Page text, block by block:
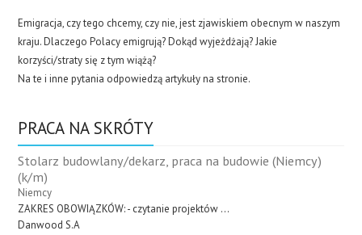
Emigracja, czy tego chcemy, czy nie, jest zjawiskiem obecnym w naszym
kraju. Dlaczego Polacy emigrują? Dokąd wyjeżdżają? Jakie
korzyści/straty się z tym wiążą?
Na te i inne pytania odpowiedzą artykuły na stronie.
PRACA NA SKRÓTY
Stolarz budowlany/dekarz, praca na budowie (Niemcy)
(k/m)
Niemcy
ZAKRES OBOWIĄZKÓW: - czytanie projektów ...
Danwood S.A